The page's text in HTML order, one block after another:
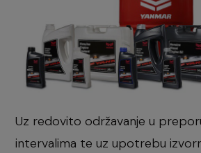
Uz redovito održavanje u
intervalima te uz upotrebu